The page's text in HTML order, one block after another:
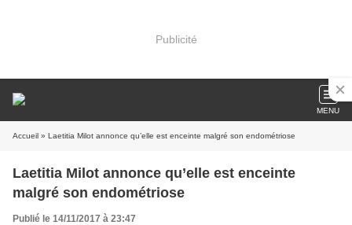
Publicité
MENU
Accueil » Laetitia Milot annonce qu’elle est enceinte malgré son endométriose
Laetitia Milot annonce qu’elle est enceinte
malgré son endométriose
Publié le 14/11/2017 à 23:47